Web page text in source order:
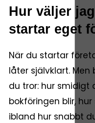
Hur väljer
startar eget
När du startar
låter självklart.
du tror: hur smidigt
bokföringen blir,
ibland hur snabbt